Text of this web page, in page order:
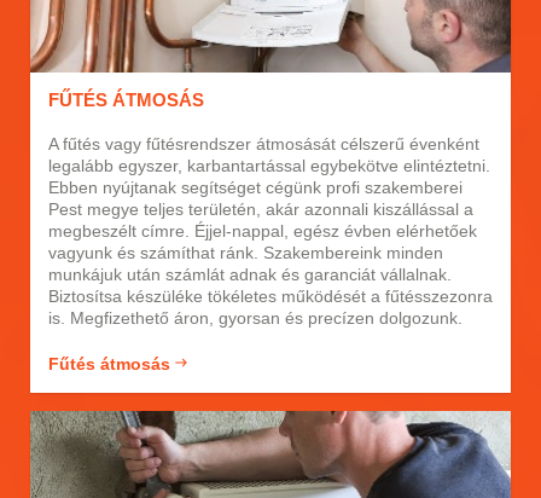
FŰTÉS ÁTMOSÁS
A fűtés vagy fűtésrendszer átmosását célszerű évenként
legalább egyszer, karbantartással egybekötve elintéztetni.
Ebben nyújtanak segítséget cégünk profi szakemberei
Pest megye teljes területén, akár azonnali kiszállással a
megbeszélt címre. Éjjel-nappal, egész évben elérhetőek
vagyunk és számíthat ránk. Szakembereink minden
munkájuk után számlát adnak és garanciát vállalnak.
Biztosítsa készüléke tökéletes működését a fűtésszezonra
is. Megfizethető áron, gyorsan és precízen dolgozunk.
Fűtés átmosás